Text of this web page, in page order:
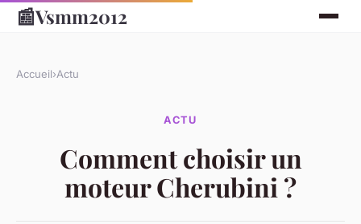
📰Vsmm2012
Accueil›Actu
ACTU
Comment choisir un
moteur Cherubini ?